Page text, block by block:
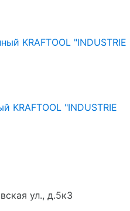
KRAFTOOL "INDUSTRIE
ул., д.5к3